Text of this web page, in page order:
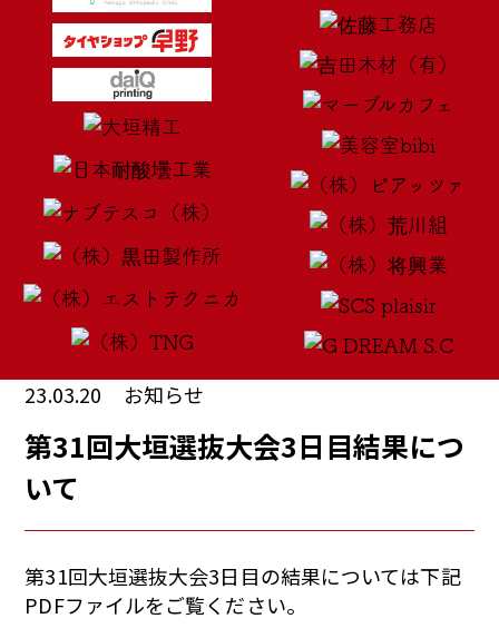
23.03.20 お知らせ
第31回大垣選抜大会3日目結果につ
いて
第31回大垣選抜大会3日目の結果については下記
PDFファイルをご覧ください。